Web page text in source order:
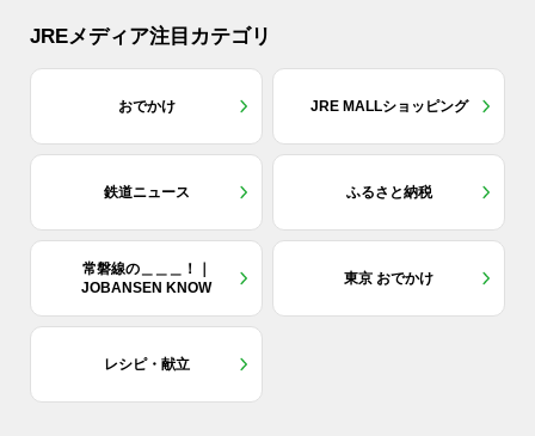
JREメディア注目カテゴリ
おでかけ JRE MALLショッピング
鉄道ニュース ふるさと納税
常磐線の＿＿＿！｜
JOBANSEN KNOW
東京 おでかけ
レシピ・献立